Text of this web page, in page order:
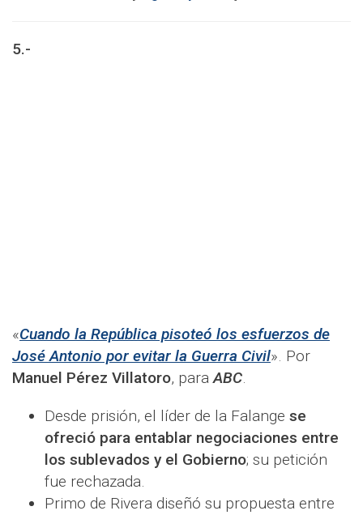
5.-
«Cuando la República pisoteó los esfuerzos de
José Antonio por evitar la Guerra Civil». Por
Manuel Pérez Villatoro, paraABC.
Desde prisión, el líder de la Falange se
ofreció para entablar negociaciones entre
los sublevados y el Gobierno; su petición
fue rechazada.
Primo de Rivera diseñó su propuesta entre